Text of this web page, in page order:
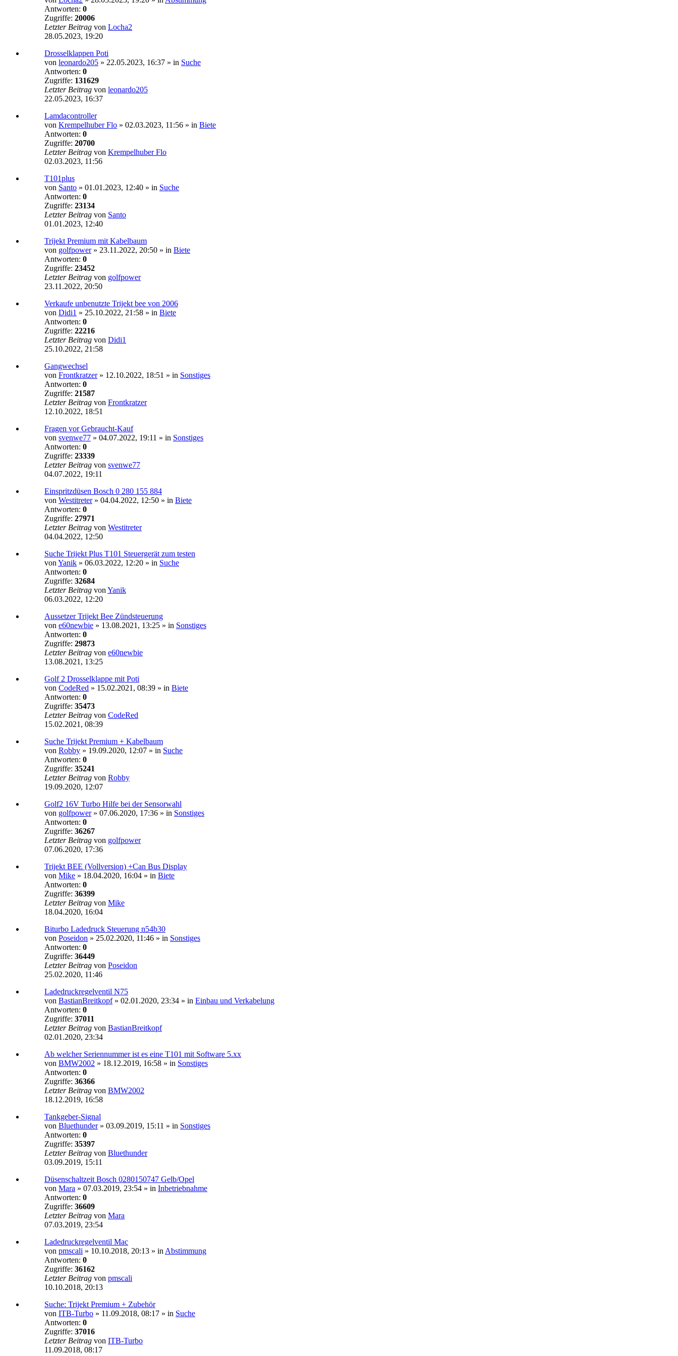
Antworten: 0
Zugriffe: 20006
Letzter Beitrag von Locha2
28.05.2023, 19:20
Drosselklappen Poti
von leonardo205 » 22.05.2023, 16:37 » in Suche
Antworten: 0
Zugriffe: 131629
Letzter Beitrag von leonardo205
22.05.2023, 16:37
Lamdacontroller
von Krempelhuber Flo » 02.03.2023, 11:56 » in Biete
Antworten: 0
Zugriffe: 20700
Letzter Beitrag von Krempelhuber Flo
02.03.2023, 11:56
T101plus
von Santo » 01.01.2023, 12:40 » in Suche
Antworten: 0
Zugriffe: 23134
Letzter Beitrag von Santo
01.01.2023, 12:40
Trijekt Premium mit Kabelbaum
von golfpower» 23.11.2022, 20:50 » in Biete
Antworten: 0
Zugriffe: 23452
Letzter Beitrag von golfpower
23.11.2022, 20:50
Verkaufe unbenutzte Trijekt bee von 2006
von Didi1 » 25.10.2022, 21:58 » in Biete
Antworten: 0
Zugriffe: 22216
Letzter Beitrag von Didi1
25.10.2022, 21:58
Gangwechsel
von Frontkratzer» 12.10.2022, 18:51 » in Sonstiges
Antworten: 0
Zugriffe: 21587
Letzter Beitrag von Frontkratzer
12.10.2022, 18:51
Fragen vor Gebraucht-Kauf
von svenwe77 » 04.07.2022, 19:11 » in Sonstiges
Antworten: 0
Zugriffe: 23339
Letzter Beitrag von svenwe77
04.07.2022, 19:11
Einspritzdüsen Bosch 0 280 155 884
von Westitreter» 04.04.2022, 12:50 » in Biete
Antworten: 0
Zugriffe: 27971
Letzter Beitrag von Westitreter
04.04.2022, 12:50
Suche Trijekt Plus T101 Steuergerät zum testen
von Yanik » 06.03.2022, 12:20 » in Suche
Antworten: 0
Zugriffe: 32684
Letzter Beitrag von Yanik
06.03.2022, 12:20
Aussetzer Trijekt Bee Zündsteuerung
von e60newbie » 13.08.2021, 13:25 » in Sonstiges
Antworten: 0
Zugriffe: 29873
Letzter Beitrag von e60newbie
13.08.2021, 13:25
Golf 2 Drosselklappe mit Poti
von CodeRed » 15.02.2021, 08:39 » in Biete
Antworten: 0
Zugriffe: 35473
Letzter Beitrag von CodeRed
15.02.2021, 08:39
Suche Trijekt Premium + Kabelbaum
von Robby » 19.09.2020, 12:07 » in Suche
Antworten: 0
Zugriffe: 35241
Letzter Beitrag von Robby
19.09.2020, 12:07
Golf2 16V Turbo Hilfe bei der Sensorwahl
von golfpower» 07.06.2020, 17:36 » in Sonstiges
Antworten: 0
Zugriffe: 36267
Letzter Beitrag von golfpower
07.06.2020, 17:36
Trijekt BEE (Vollversion) +Can Bus Display
von Mike » 18.04.2020, 16:04 » in Biete
Antworten: 0
Zugriffe: 36399
Letzter Beitrag von Mike
18.04.2020, 16:04
Biturbo Ladedruck Steuerung n54b30
von Poseidon » 25.02.2020, 11:46 » in Sonstiges
Antworten: 0
Zugriffe: 36449
Letzter Beitrag von Poseidon
25.02.2020, 11:46
Ladedruckregelventil N75
von BastianBreitkopf» 02.01.2020, 23:34 » in Einbau und Verkabelung
Antworten: 0
Zugriffe: 37011
Letzter Beitrag von BastianBreitkopf
02.01.2020, 23:34
Ab welcher Seriennummer ist es eine T101 mit Software 5.xx
von BMW2002 » 18.12.2019, 16:58 » in Sonstiges
Antworten: 0
Zugriffe: 36366
Letzter Beitrag von BMW2002
18.12.2019, 16:58
Tankgeber-Signal
von Bluethunder» 03.09.2019, 15:11 » in Sonstiges
Antworten: 0
Zugriffe: 35397
Letzter Beitrag von Bluethunder
03.09.2019, 15:11
Düsenschaltzeit Bosch 0280150747 Gelb/Opel
von Mara » 07.03.2019, 23:54 » in Inbetriebnahme
Antworten: 0
Zugriffe: 36609
Letzter Beitrag von Mara
07.03.2019, 23:54
Ladedruckregelventil Mac
von pmscali » 10.10.2018, 20:13 » in Abstimmung
Antworten: 0
Zugriffe: 36162
Letzter Beitrag von pmscali
10.10.2018, 20:13
Suche: Trijekt Premium + Zubehör
von ITB-Turbo » 11.09.2018, 08:17 » in Suche
Antworten: 0
Zugriffe: 37016
Letzter Beitrag von ITB-Turbo
11.09.2018, 08:17